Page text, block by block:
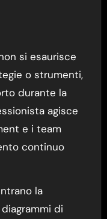
si esaurisce
o strumenti,
durante la
agisce
e i team
continuo
la
di